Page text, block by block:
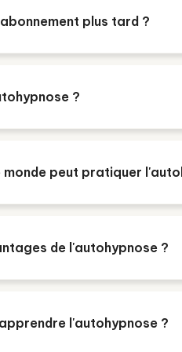
plus tard ?
?
peut pratiquer
de l'autohypnose ?
l'autohypnose ?